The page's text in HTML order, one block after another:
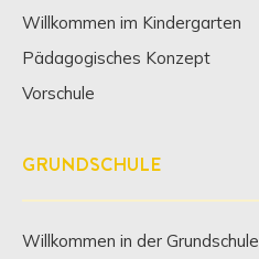
Willkommen im Kindergarten
Pädagogisches Konzept
Vorschule
GRUNDSCHULE
Willkommen in der Grundschule